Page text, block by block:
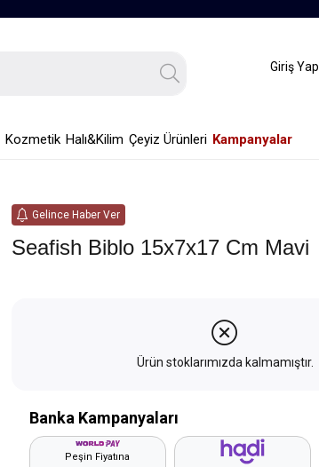
Giriş Yap
Kozmetik Halı&Kilim Çeyiz Ürünleri Kampanyalar
Gelince Haber Ver
Seafish Biblo 15x7x17 Cm Mavi
Ürün stoklarımızda kalmamıştır.
Banka Kampanyaları
Peşin Fiyatına